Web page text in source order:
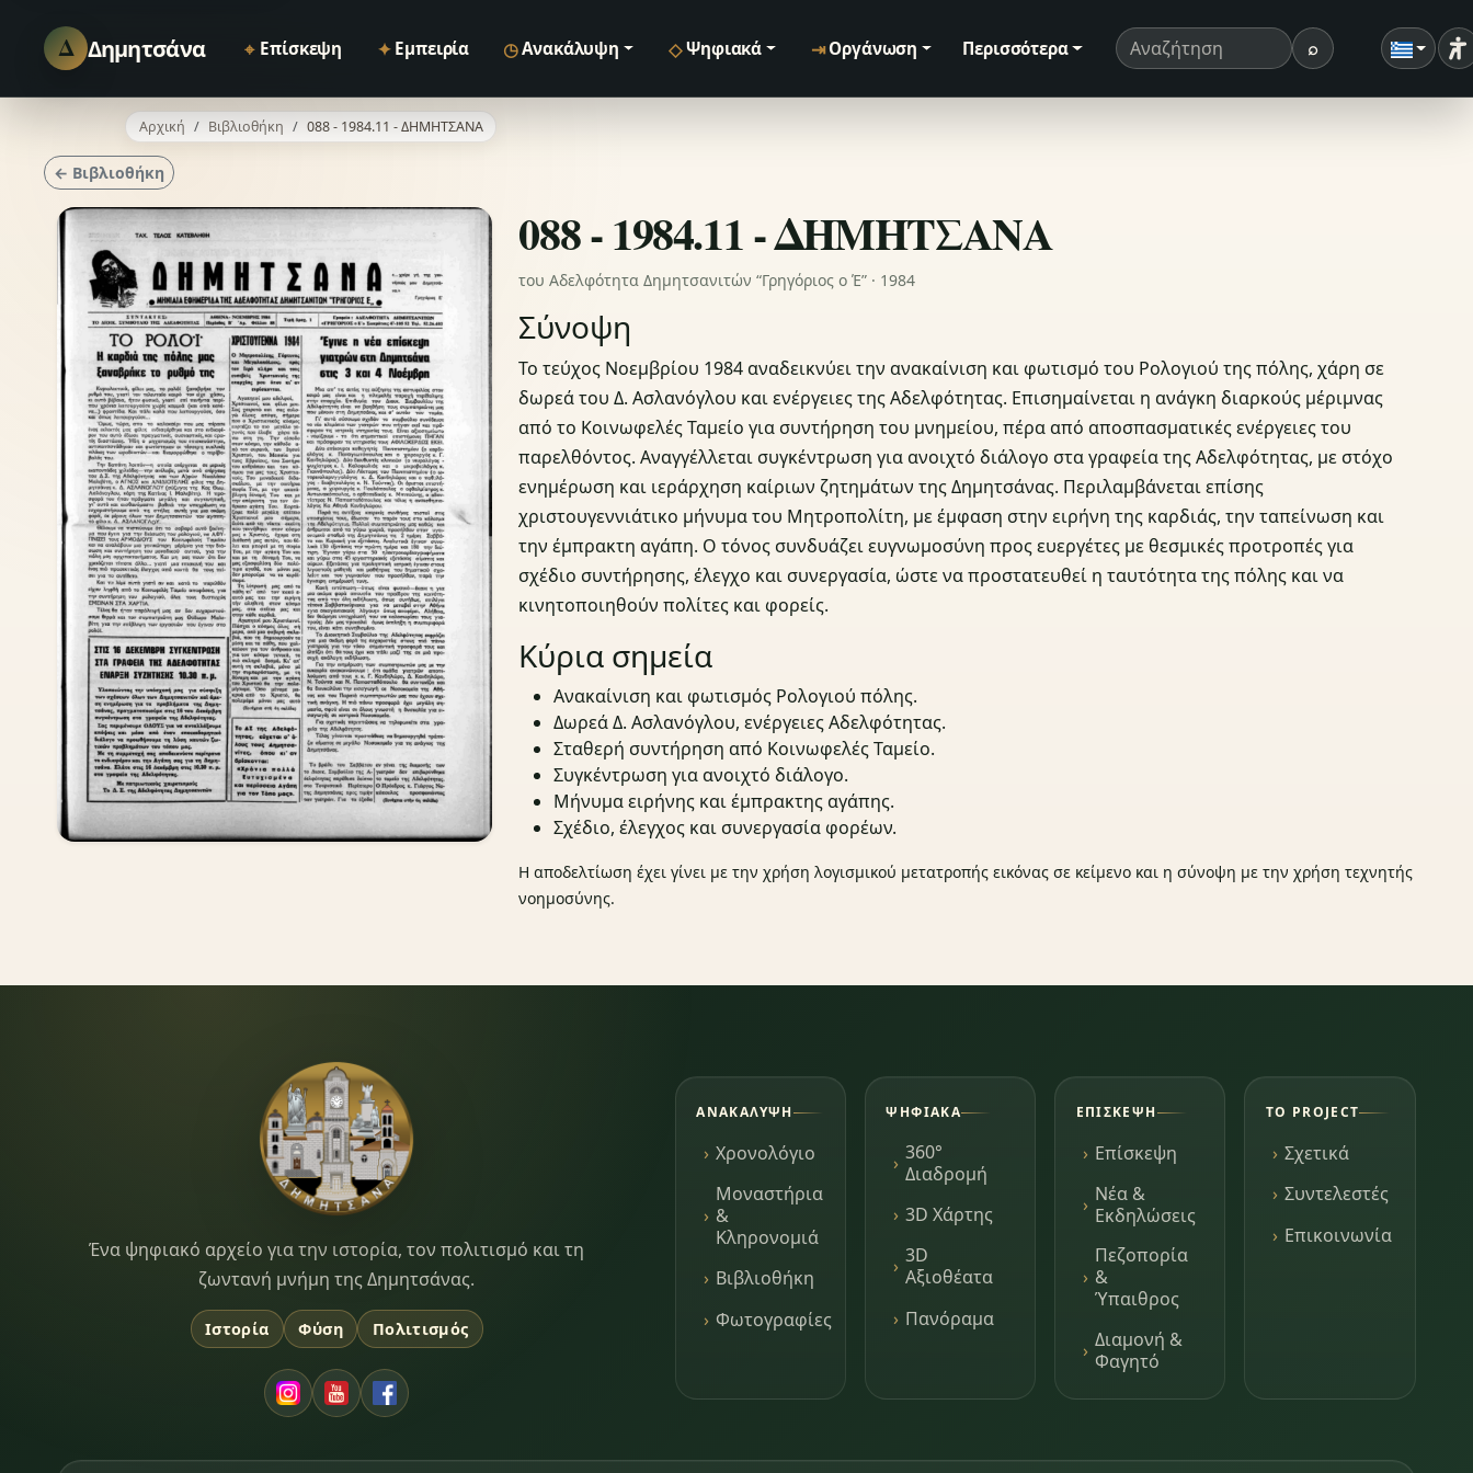
Δ Δημητσάνα ⌖ Επίσκεψη ✦ Εμπειρία ◷Ανακάλυψη ◇ Ψηφιακά ⇥ Οργάνωση Περισσότερα Όρος αναζήτησης ⌕Αναζήτηση
Αρχική Βιβλιοθήκη 088 - 1984.11 - ΔΗΜΗΤΣΑΝΑ
← Βιβλιοθήκη
088 - 1984.11 - ΔΗΜΗΤΣΑΝΑ
του Αδελφότητα Δημητσανιτών “Γρηγόριος ο Έ” · 1984
Σύνοψη
Το τεύχος Νοεμβρίου 1984 αναδεικνύει την ανακαίνιση και φωτισμό του Ρολογιού της πόλης, χάρη σε
δωρεά του Δ. Ασλανόγλου και ενέργειες της Αδελφότητας. Επισημαίνεται η ανάγκη διαρκούς μέριμνας
από το Κοινωφελές Ταμείο για συντήρηση του μνημείου, πέρα από αποσπασματικές ενέργειες του
παρελθόντος. Αναγγέλλεται συγκέντρωση για ανοιχτό διάλογο στα γραφεία της Αδελφότητας, με στόχο
ενημέρωση και ιεράρχηση καίριων ζητημάτων της Δημητσάνας. Περιλαμβάνεται επίσης
χριστουγεννιάτικο μήνυμα του Μητροπολίτη, με έμφαση στην ειρήνη της καρδιάς, την ταπείνωση και
την έμπρακτη αγάπη. Ο τόνος συνδυάζει ευγνωμοσύνη προς ευεργέτες με θεσμικές προτροπές για
σχέδιο συντήρησης, έλεγχο και συνεργασία, ώστε να προστατευθεί η ταυτότητα της πόλης και να
κινητοποιηθούν πολίτες και φορείς.
Κύρια σημεία
Ανακαίνιση και φωτισμός Ρολογιού πόλης.
Δωρεά Δ. Ασλανόγλου, ενέργειες Αδελφότητας.
Σταθερή συντήρηση από Κοινωφελές Ταμείο.
Συγκέντρωση για ανοιχτό διάλογο.
Μήνυμα ειρήνης και έμπρακτης αγάπης.
Σχέδιο, έλεγχος και συνεργασία φορέων.
Η αποδελτίωση έχει γίνει με την χρήση λογισμικού μετατροπής εικόνας σε κείμενο και η σύνοψη με την χρήση τεχνητής
νοημοσύνης.
Dimitsana.gr
Ένα ψηφιακό αρχείο για την ιστορία, τον πολιτισμό και τη
ζωντανή μνήμη της Δημητσάνας.
Ιστορία Φύση Πολιτισμός
ΑΝΑΚΆΛΥΨΗ
Χρονολόγιο
Μοναστήρια
&
Κληρονομιά
Βιβλιοθήκη
Φωτογραφίες
ΨΗΦΙΑΚΆ
360°
Διαδρομή
3D Χάρτης
3D
Αξιοθέατα
Πανόραμα
ΕΠΊΣΚΕΨΗ
Επίσκεψη
Νέα &
Εκδηλώσεις
Πεζοπορία
&
Ύπαιθρος
Διαμονή &
Φαγητό
ΤΟ PROJECT
Σχετικά
Συντελεστές
Επικοινωνία